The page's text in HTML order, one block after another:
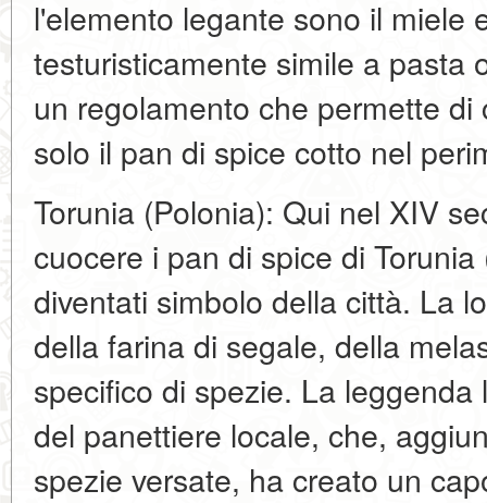
l'elemento legante sono il miele
testuristicamente simile a pasta
un regolamento che permette
solo il pan di spice cotto nel
Torunia (Polonia): Qui nel XIV
cuocere i pan di spice di
diventati simbolo della città. La
della farina di segale, della
specifico di spezie. La
del panettiere locale, che,
spezie versate, ha creato un